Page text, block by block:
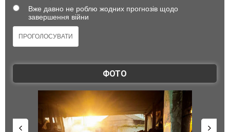
Вже давно не роблю жодних прогнозів щодо
завершення війни
ФОТО